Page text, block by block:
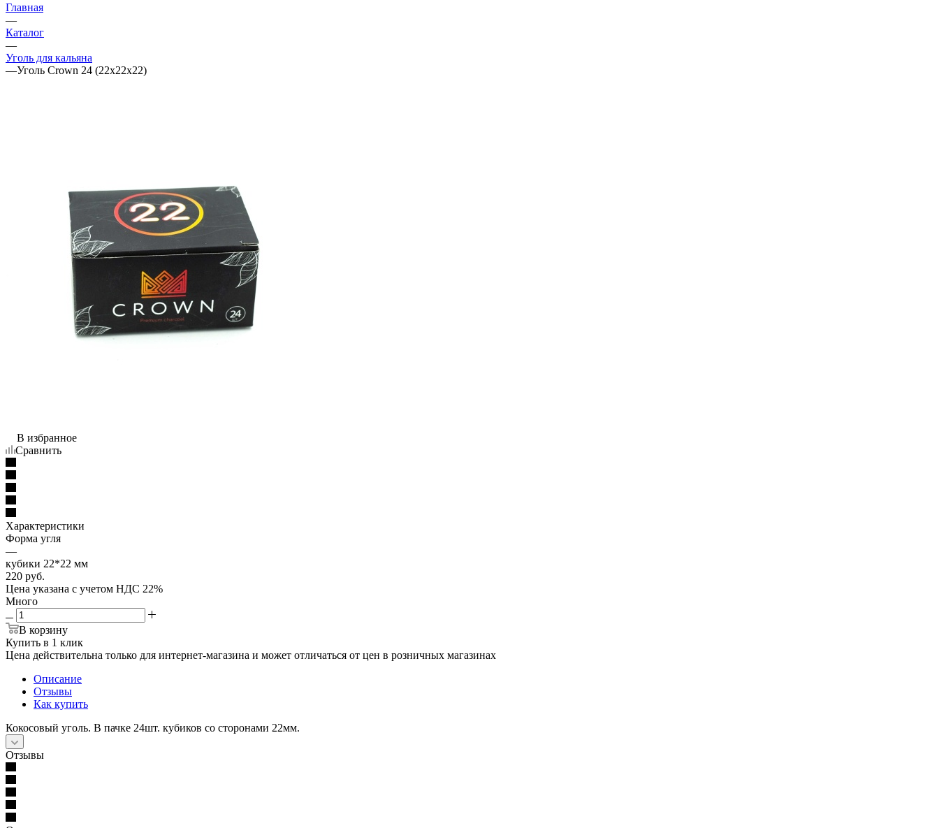
Главная
—
Каталог
—
Уголь для кальяна
—Уголь Crown 24 (22х22х22)
В избранное
Сравнить
Характеристики
Форма угля
—
кубики 22*22 мм
220 руб.
Цена указана с учетом НДС 22%
Много
В корзину
Купить в 1 клик
Цена действительна только для интернет-магазина и может отличаться от цен в розничных магазинах
Описание
Отзывы
Как купить
Кокосовый уголь. В пачке 24шт. кубиков со сторонами 22мм.
Отзывы